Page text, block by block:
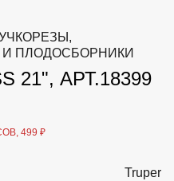
НАСЕКОМЫХ И
И УДОБРЕНИЯ
ПИКНИКА
ПЛОДОСБОРНИКИ
21", АРТ.18399
499 ₽
Truper